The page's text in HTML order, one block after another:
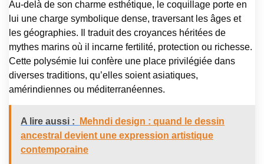
Au-delà de son charme esthétique, le coquillage porte en
lui une charge symbolique dense, traversant les âges et
les géographies. Il traduit des croyances héritées de
mythes marins où il incarne fertilité, protection ou richesse.
Cette polysémie lui confère une place privilégiée dans
diverses traditions, qu’elles soient asiatiques,
amérindiennes ou méditerranéennes.
A lire aussi :
Mehndi design : quand le dessin
ancestral devient une expression artistique
contemporaine